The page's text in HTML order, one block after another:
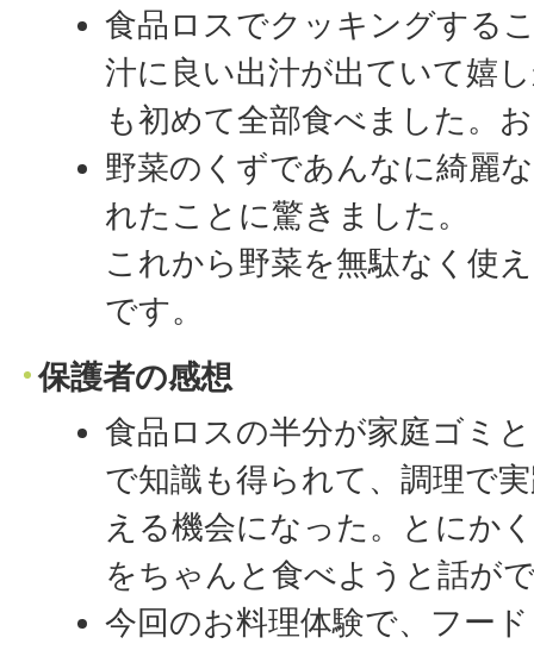
食品ロスでクッキングする
汁に良い出汁が出ていて嬉
も初めて全部食べました。
野菜のくずであんなに綺麗
れたことに驚きました。
これから野菜を無駄なく使
です。
保護者の感想
食品ロスの半分が家庭ゴミ
で知識も得られて、調理で
える機会になった。とにか
をちゃんと食べようと話が
今回のお料理体験で、フー